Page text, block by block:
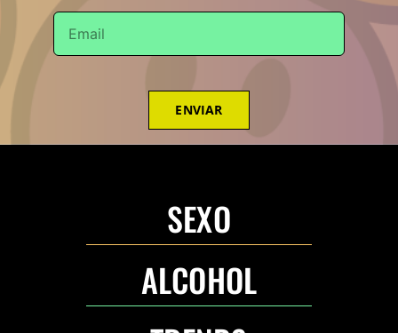
ENVIAR
SEXO
ALCOHOL